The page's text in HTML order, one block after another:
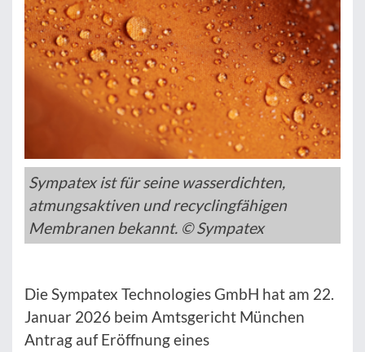
Sympatex ist für seine wasserdichten,
atmungsaktiven und recyclingfähigen
Membranen bekannt. © Sympatex
Die Sympatex Technologies GmbH hat am 22.
Januar 2026 beim Amtsgericht München
Antrag auf Eröffnung eines